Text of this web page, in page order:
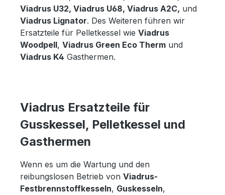
Viadrus U32, Viadrus U68, Viadrus A2C, und
Viadrus Lignator. Des Weiteren führen wir
Ersatzteile für Pelletkessel wie Viadrus
Woodpell, Viadrus Green Eco Therm und
Viadrus K4 Gasthermen.
Viadrus Ersatzteile für
Gusskessel, Pelletkessel und
Gasthermen
Wenn es um die Wartung und den
reibungslosen Betrieb von Viadrus-
Festbrennstoffkesseln, Guskesseln,